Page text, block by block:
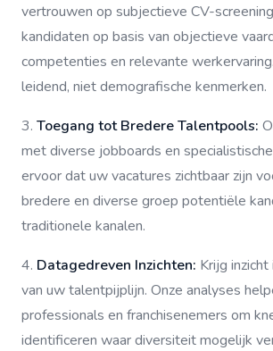
vertrouwen op subjectieve CV-
kandidaten op basis van objectieve
competenties en relevante
leidend, niet demografische kenmerken.
3. Toegang tot Bredere Talentpools:
met diverse jobboards en
ervoor dat uw vacatures zichtbaar zijn
bredere en diverse groep potentiële
traditionele kanalen.
4. Datagedreven Inzichten: Krijg
van uw talentpijplijn. Onze analyses
professionals en franchisenemers om
identificeren waar diversiteit mogelijk